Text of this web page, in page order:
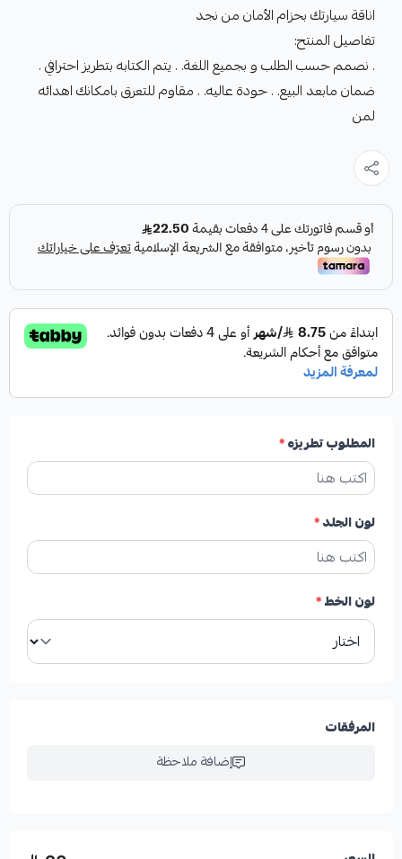
اناقة سيارتك بحزام الأمان من نجد
تفاصيل المنتح:
. نصمم حسب الطلب و بجميع اللغة. . يتم الكتابه بتطريز احترافي .
ضمان مابعد البيع. . حودة عاليه. . مقاوم للتعرق بامكانك اهدائه
لمن
المطلوب تطريزه*
لون الجلد*
لون الخط*
المرفقات
إضافة ملاحظة